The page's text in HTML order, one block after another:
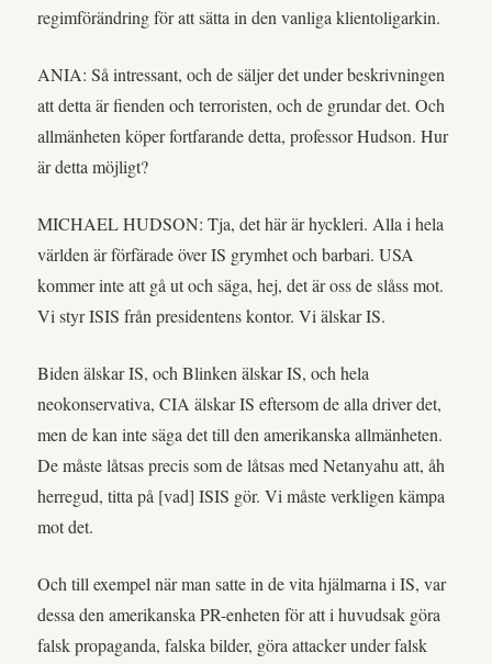
regimförändring för att sätta in den vanliga klientoligarkin.
ANIA: Så intressant, och de säljer det under beskrivningen
att detta är fienden och terroristen, och de grundar det. Och
allmänheten köper fortfarande detta, professor Hudson. Hur
är detta möjligt?
MICHAEL HUDSON: Tja, det här är hyckleri. Alla i hela
världen är förfärade över IS grymhet och barbari. USA
kommer inte att gå ut och säga, hej, det är oss de slåss mot.
Vi styr ISIS från presidentens kontor. Vi älskar IS.
Biden älskar IS, och Blinken älskar IS, och hela
neokonservativa, CIA älskar IS eftersom de alla driver det,
men de kan inte säga det till den amerikanska allmänheten.
De måste låtsas precis som de låtsas med Netanyahu att, åh
herregud, titta på [vad] ISIS gör. Vi måste verkligen kämpa
mot det.
Och till exempel när man satte in de vita hjälmarna i IS, var
dessa den amerikanska PR-enheten för att i huvudsak göra
falsk propaganda, falska bilder, göra attacker under falsk